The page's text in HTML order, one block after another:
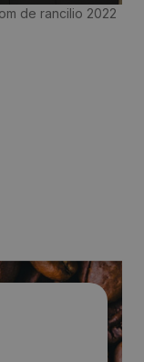
de rancilio 2022